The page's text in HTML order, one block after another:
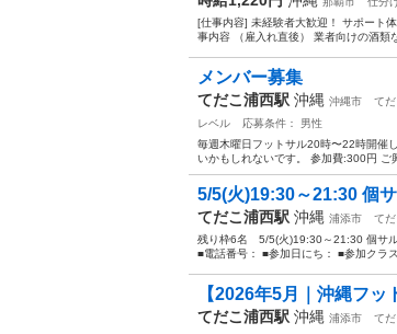
[仕事内容] 未経験者大歓迎！ サポート
事内容 （雇入れ直後） 業者向けの酒類
メンバー募集
てだこ浦西駅 沖縄 沖縄市 て
レベル
応募条件： 男性
毎週木曜日フットサル20時〜22時開催
いかもしれないです。 参加費:300円 ご
5/5(火)19:30～21:30 個
てだこ浦西駅 沖縄 浦添市 て
残り枠6名 5/5(火)19:30～21:30 個サル
■電話番号： ■参加日にち： ■参加クラ
【2026年5月｜沖縄フッ
てだこ浦西駅 沖縄 浦添市 て